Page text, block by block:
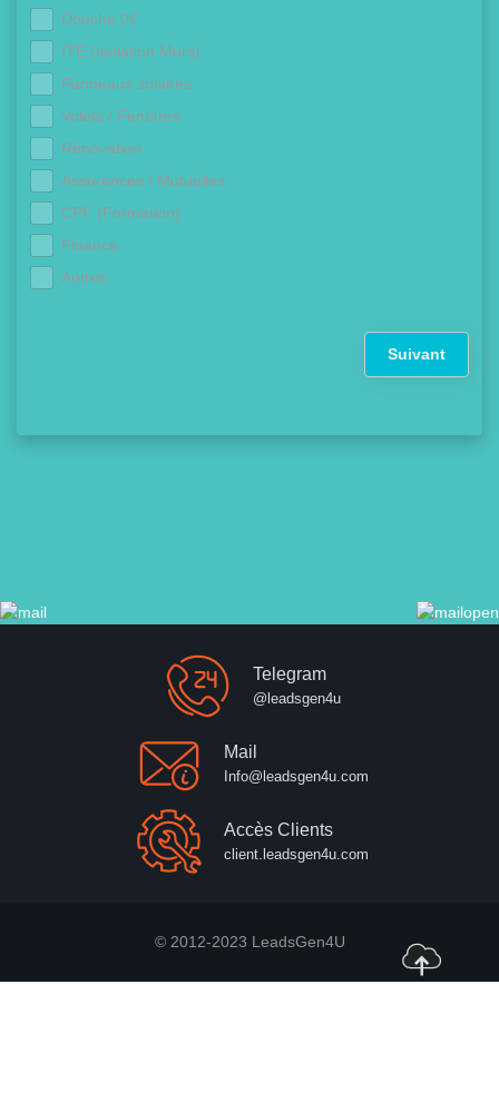
Douche 0€
ITE (Isolation Murs)
Panneaux solaires
Volets / Fenêtres
Rénovation
Assurances / Mutuelles
CPF (Formation)
Finance
Autres
Suivant
Telegram
@leadsgen4u
Mail
Info@leadsgen4u.com
Accès Clients
client.leadsgen4u.com
© 2012-2023 LeadsGen4U